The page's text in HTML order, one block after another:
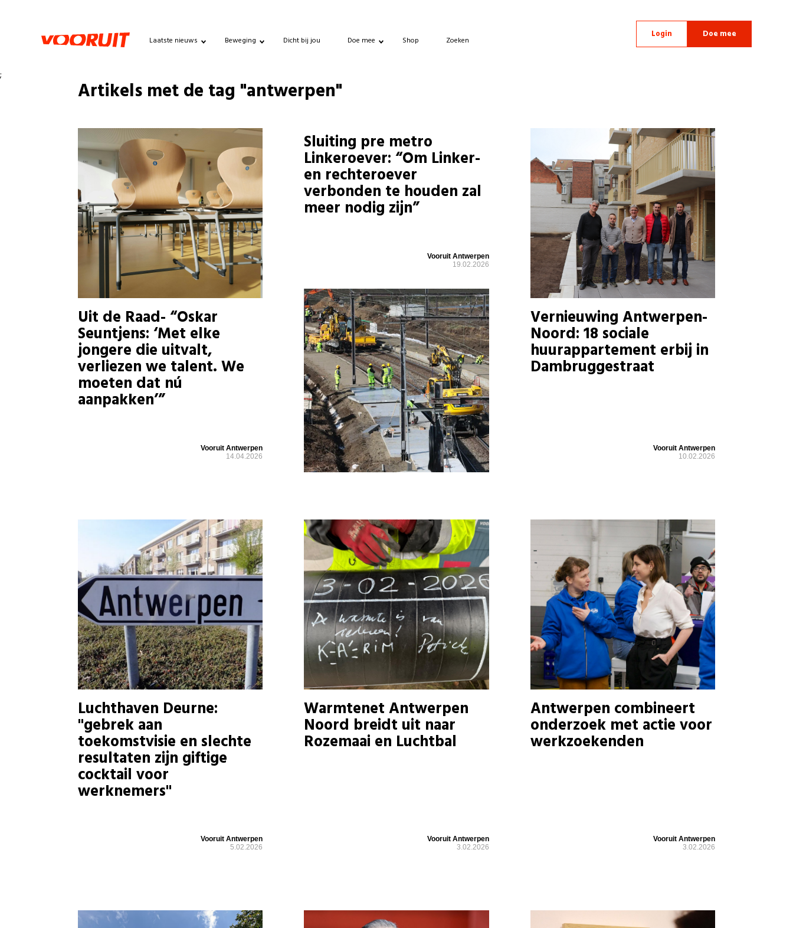
Laatste nieuws Beweging Dicht bij jou Doe mee Shop Zoeken
Login Doe mee
;
Artikels met de tag "antwerpen"
Uit de Raad- “Oskar
Seuntjens: ‘Met elke
jongere die uitvalt,
verliezen we talent. We
moeten dat nú
aanpakken’”
Vooruit Antwerpen
14.04.2026
Sluiting pre metro
Linkeroever: “Om Linker-
en rechteroever
verbonden te houden zal
meer nodig zijn”
Vooruit Antwerpen
19.02.2026
Vernieuwing Antwerpen-
Noord: 18 sociale
huurappartement erbij in
Dambruggestraat
Vooruit Antwerpen
10.02.2026
Luchthaven Deurne:
"gebrek aan
toekomstvisie en slechte
resultaten zijn giftige
cocktail voor
werknemers"
Vooruit Antwerpen
5.02.2026
Warmtenet Antwerpen
Noord breidt uit naar
Rozemaai en Luchtbal
Vooruit Antwerpen
3.02.2026
Antwerpen combineert
onderzoek met actie voor
werkzoekenden
Vooruit Antwerpen
3.02.2026